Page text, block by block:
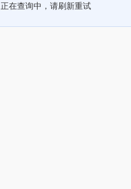
正在查询中，请刷新重试